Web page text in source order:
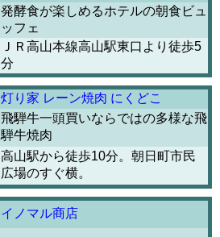
発酵食が楽しめるホテルの朝食ビュ
ッフェ
ＪＲ高山本線高山駅東口より徒歩5
分
灯り家 レーン焼肉 にくどこ
飛騨牛一頭買いならではの多様な飛
騨牛焼肉
高山駅から徒歩10分。朝日町市民
広場のすぐ横。
イノマル商店